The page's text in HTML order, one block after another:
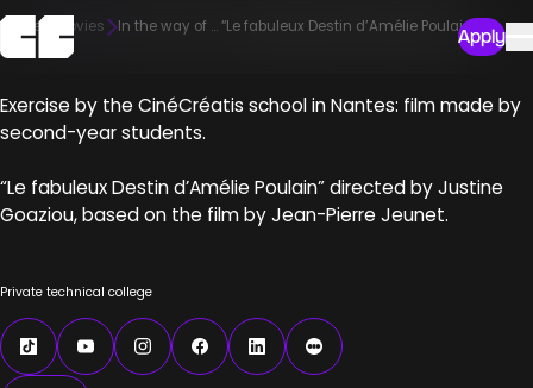
Apply
Home Movies In the way of … “Le fabuleux Destin d’Amélie Poulain”
Exercise by the CinéCréatis school in Nantes: film made by
second-year students.
“Le fabuleux Destin d’Amélie Poulain” directed by Justine
Goaziou, based on the film by Jean-Pierre Jeunet.
Private technical college